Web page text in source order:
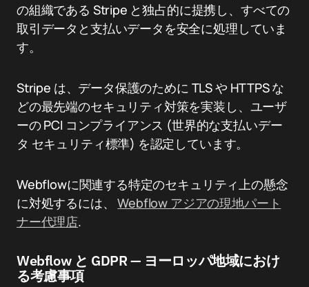
の組織である Stripe と独占的に提携し、すべての
取引データと支払いデータを安全に処理していま
す。
Stripe は、データ保護のために TLS や HTTPS な
どの最先端のセキュリティ対策を実装し、ユーザ
ーの PCI コンプライアンス (世界的な支払いデー
タ セキュリティ標準) を認定しています。
Webflowに関連する特定のセキュリティ上の懸念
に対処するには、Webflow アジアの現地パート
ナー代理店.
Webflow と GDPR — ヨーロッパ地域におけ
る考慮事項